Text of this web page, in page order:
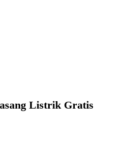
Listrik Gratis